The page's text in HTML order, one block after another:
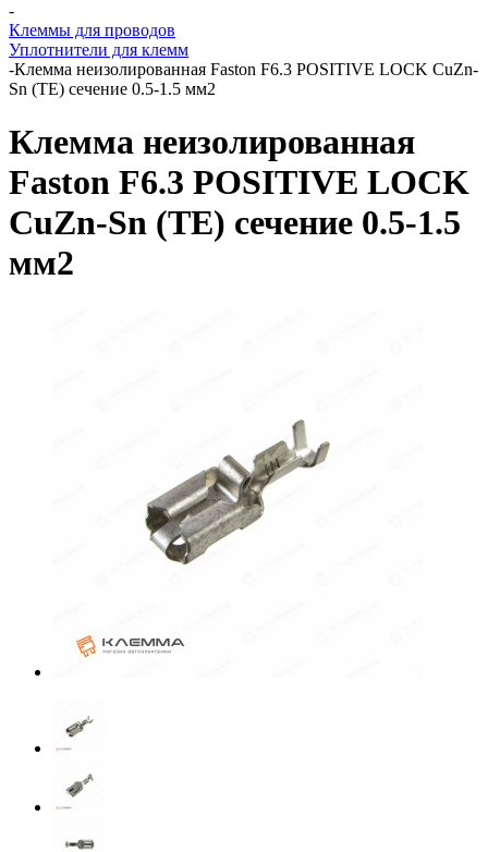
-
Клеммы для проводов
Уплотнители для клемм
-Клемма неизолированная Faston F6.3 POSITIVE LOCK CuZn-
Sn (TE) сечение 0.5-1.5 мм2
Клемма неизолированная
Faston F6.3 POSITIVE LOCK
CuZn-Sn (TE) сечение 0.5-1.5
мм2